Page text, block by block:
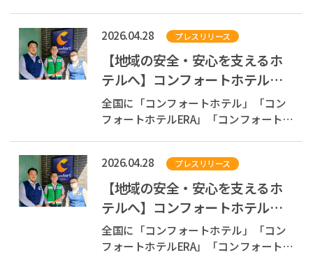
2026.04.28 プレスリリース
【地域の安全・安心を支えるホ
テルへ】コンフォートホテル東
京清澄白河が巡回パトロールを
実施「かけこ...
全国に「コンフォートホテル」「コン
フォートホテルERA」「コンフォートイ
する株式会社チョイスホテルズジャパ
ン（本社：東京都中央区、代表取締役
社長：伊藤孝彦、以下チョイスホテル
ズジャパン...
2026.04.28 プレスリリース
【地域の安全・安心を支えるホ
テルへ】コンフォートホテル東
京清澄白河が巡回パトロールを
実施「かけこ...
全国に「コンフォートホテル」「コン
フォートホテルERA」「コンフォートイ